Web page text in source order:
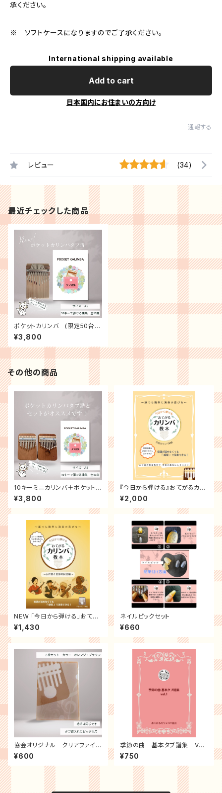
承ください。
※ ソフトケースになりますのでご了承ください。
International shipping available
Add to cart
日本国内にお住まいの方向け
通報する
レビュー (34)
最近チェックした商品
ポケットカリンバ (限定50台)
ソフトケース 付+専用タブ譜付
¥3,800
その他の商品
10キーミニカリンバ＋ポケットカ
リンバタブ譜集
¥3,800
『今日から弾ける』おてがるカリ
ンバ教本 (シール付き)
¥2,000
NEW 「今日から弾ける」おてが
るカリンバ教本 (心に響く世界の
民謡編)
¥1,430
ネイルピックセット
¥660
協会オリジナル クリアファイ
ル 2枚セット
¥600
季節の曲 基本タブ譜集 Vol.
1
¥750